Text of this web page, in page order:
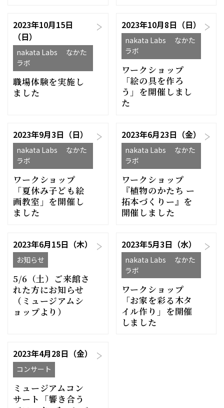
2023年10月15日
（日）
nakata Labs なかた
ラボ
職場体験を実施し
ました
2023年10月8日（日）
nakata Labs なかた
ラボ
ワークショップ
「絵の具を作ろ
う」を開催しまし
た
2023年9月3日（日）
nakata Labs なかた
ラボ
ワークショップ
「夏休み子ども絵
画教室」を開催し
ました
2023年6月23日（金）
nakata Labs なかた
ラボ
ワークショップ
『植物のかたち ー
拓本づくりー』を
開催しました
2023年6月15日（木）
お知らせ
5/6（土）ご来館さ
れた方にお知らせ
（ミュージアムシ
ョップより）
2023年5月3日（水）
nakata Labs なかた
ラボ
ワークショップ
「お家を彩る木タ
イル作り」を開催
しました
2023年4月28日（金）
コンサート
ミュージアムコン
サート「響き合う